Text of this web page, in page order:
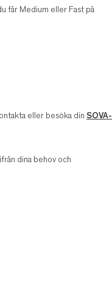
får Medium eller Fast på
eller besöka din SOVA-
dina behov och